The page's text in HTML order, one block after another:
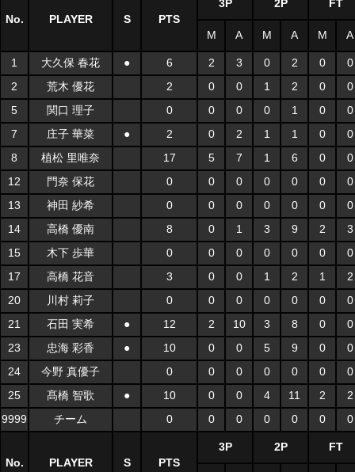
No. PLAYER S PTS
3P 2P FT
M A M A M A
1 大久保 春花 ● 6 2 3 0 2 0
0
2
荒木 優花 2 0 0 1 2 0
0
5
関口 理子 0 0 0 0 1 0
0
7
庄子 華菜 ● 2 0 2 1 1 0
0
8
植松 里唯奈 17 5 7 1 6 0
0
12
門奈 保花 0 0 0 0 0 0
0
13
神田 紗希 0 0 0 0 0 0
0
14
高橋 優南 8 0 1 3 9 2
3
15
木下 歩華 0 0 0 0 0 0
0
17
高橋 花音 3 0 0 1 2 1
2
20
川村 莉子 0 0 0 0 0 0
0
21
石田 実希 ● 12 2 10 3 8 0
0
23
忠海 彩香 ● 10 0 0 5 9 0
0
24
今野 真優子 0 0 0 0 0 0
0
25
髙橋 智歌 ● 10 0 0 4 11 2
2
9999
チーム 0 0 0 0 0 0 0
No. PLAYER S PTS
3P 2P FT